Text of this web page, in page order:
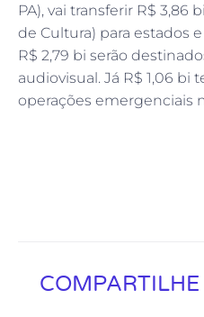
PA), vai transferir R$ 3,86
de Cultura) para estados
R$ 2,79 bi serão
audiovisual. Já R$ 1,06 bi
operações emergenciais